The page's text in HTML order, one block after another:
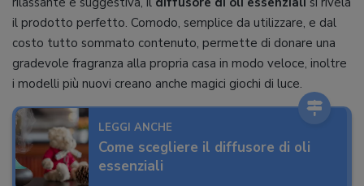
il prodotto perfetto. Comodo, semplice da utilizzare, e dal
costo tutto sommato contenuto, permette di donare una
gradevole fragranza alla propria casa in modo veloce, inoltre
i modelli più nuovi creano anche magici giochi di luce.
LEGGI ANCHE
Come scegliere il diffusore di oli
essenziali